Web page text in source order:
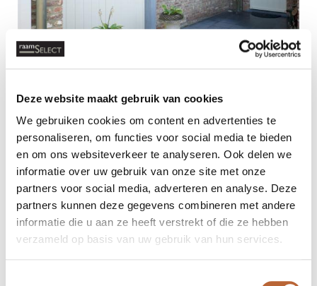
Deze website maakt gebruik van cookies
We gebruiken cookies om content en advertenties te
personaliseren, om functies voor social media te bieden
en om ons websiteverkeer te analyseren. Ook delen we
informatie over uw gebruik van onze site met onze
partners voor social media, adverteren en analyse. Deze
partners kunnen deze gegevens combineren met andere
informatie die u aan ze heeft verstrekt of die ze hebben
verzameld op basis van uw gebruik van hun services.